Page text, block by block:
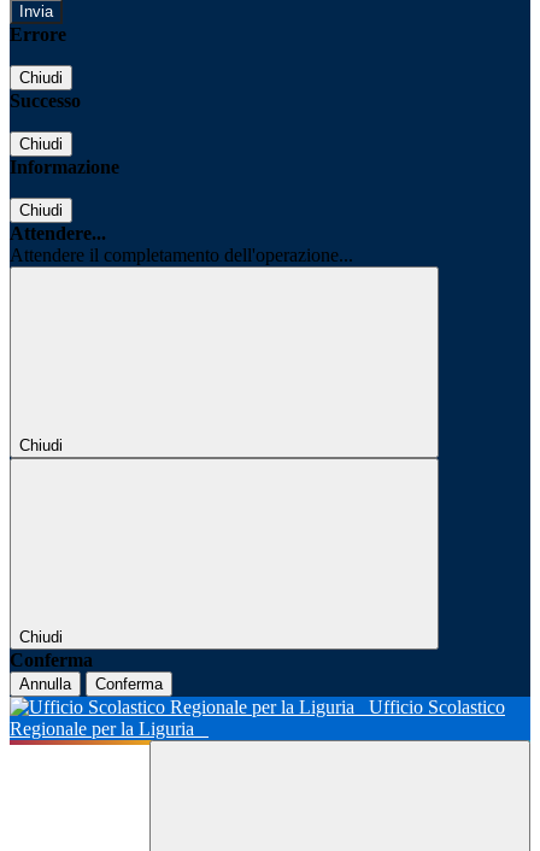
Errore
Chiudi
Successo
Chiudi
Informazione
Chiudi
Attendere...
Attendere il completamento dell'operazione...
Chiudi
Chiudi
Conferma
Annulla Conferma
Ufficio Scolastico
Regionale per la Liguria